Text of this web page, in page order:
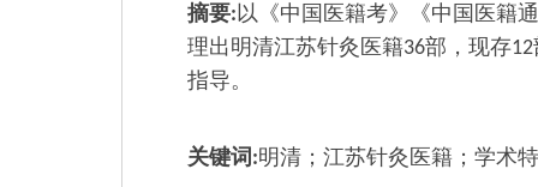
摘要: 以《中国医籍考》《中国医籍
理出明清江苏针灸医籍36部，现存12
指导。
关键词 :明清；江苏针灸医籍；学术